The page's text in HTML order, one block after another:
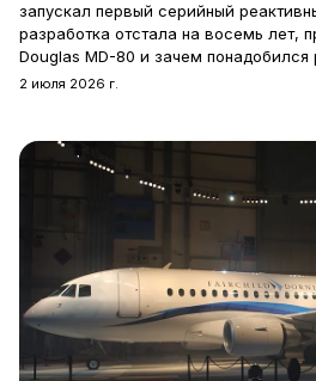
запускал первый серийный
разработка отстала на восемь лет,
Douglas MD-80 и зачем понадобился
2 июля 2026 г.